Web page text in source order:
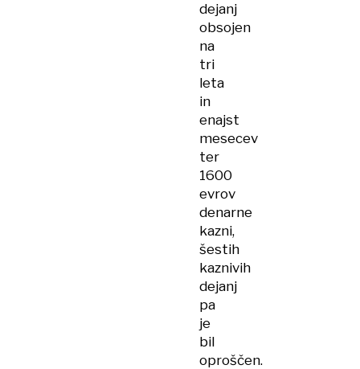
dejanj
obsojen
na
tri
leta
in
enajst
mesecev
ter
1600
evrov
denarne
kazni,
šestih
kaznivih
dejanj
pa
je
bil
oproščen.